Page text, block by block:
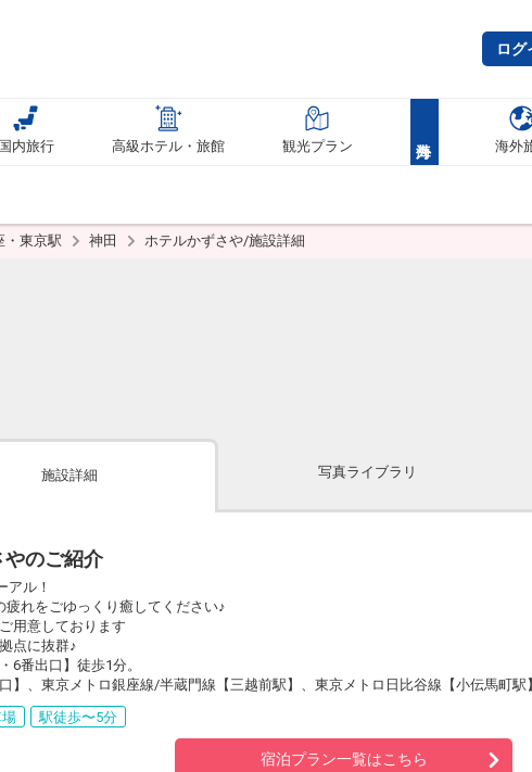
ログ
国内旅行 高級ホテル・旅館 観光プラン 海外
・東京駅 神田 ホテルかずさや/施設詳細
施設詳細 写真ライブラリ
のご紹介
アル！
れをごゆっくり癒してください♪
用意しております
点に抜群♪
6番出口】徒歩1分。
】、東京メトロ銀座線/半蔵門線【三越前駅】、東京メトロ日比谷線【小伝馬町駅
駅徒歩〜5分
宿泊プラン一覧はこちら